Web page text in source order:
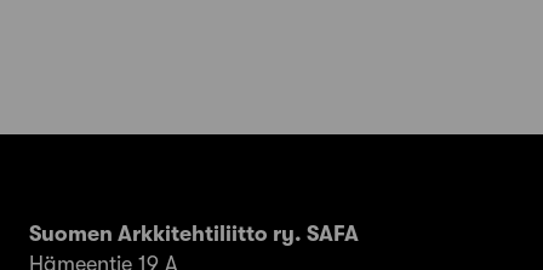
Suomen Arkkitehtiliitto ry. SAFA
Hämeentie 19 A